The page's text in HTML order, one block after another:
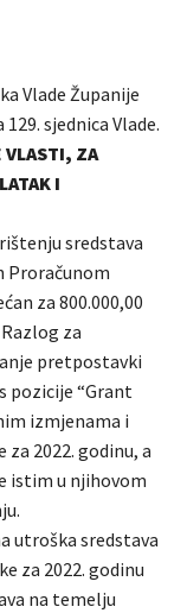
Vlade Županije
sjednica Vlade.
VLASTI, ZA
I
sredstava
Proračunom
za 800.000,00
Razlog za
pretpostavki
pozicije “Grant
izmjenama i
2022. godinu, a
istim u njihovom
utroška sredstava
za 2022. godinu
na temelju